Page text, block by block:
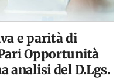
e parità di
Opportunità
analisi del D.Lgs.